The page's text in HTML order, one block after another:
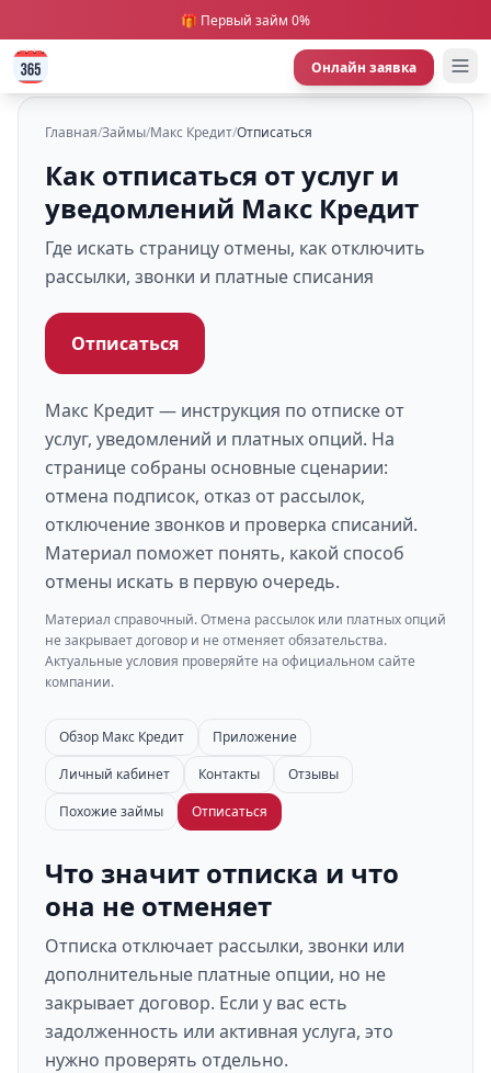
🎁 Первый займ 0%
Онлайн заявка
Главная/Займы/Макс Кредит/Отписаться
Как отписаться от услуг и
уведомлений Макс Кредит
Где искать страницу отмены, как отключить
рассылки, звонки и платные списания
Отписаться
Макс Кредит — инструкция по отписке от
услуг, уведомлений и платных опций. На
странице собраны основные сценарии:
отмена подписок, отказ от рассылок,
отключение звонков и проверка списаний.
Материал поможет понять, какой способ
отмены искать в первую очередь.
Материал справочный. Отмена рассылок или платных опций
не закрывает договор и не отменяет обязательства.
Актуальные условия проверяйте на официальном сайте
компании.
Обзор Макс Кредит
Приложение
Личный кабинет
Контакты
Отзывы
Похожие займы
Отписаться
Что значит отписка и что
она не отменяет
Отписка отключает рассылки, звонки или
дополнительные платные опции, но не
закрывает договор. Если у вас есть
задолженность или активная услуга, это
нужно проверять отдельно.